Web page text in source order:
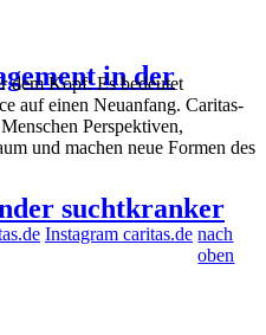
in der
suchtkranker
dem Kopf: Es bedeutet
auf einen Neuanfang. Caritas-
Perspektiven,
und machen neue Formen des
Instagram caritas.de nach
oben